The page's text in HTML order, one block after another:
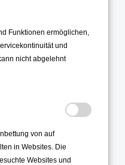
Funktionen ermöglichen,
und
nicht abgelehnt
von auf
in Websites. Die
Websites und